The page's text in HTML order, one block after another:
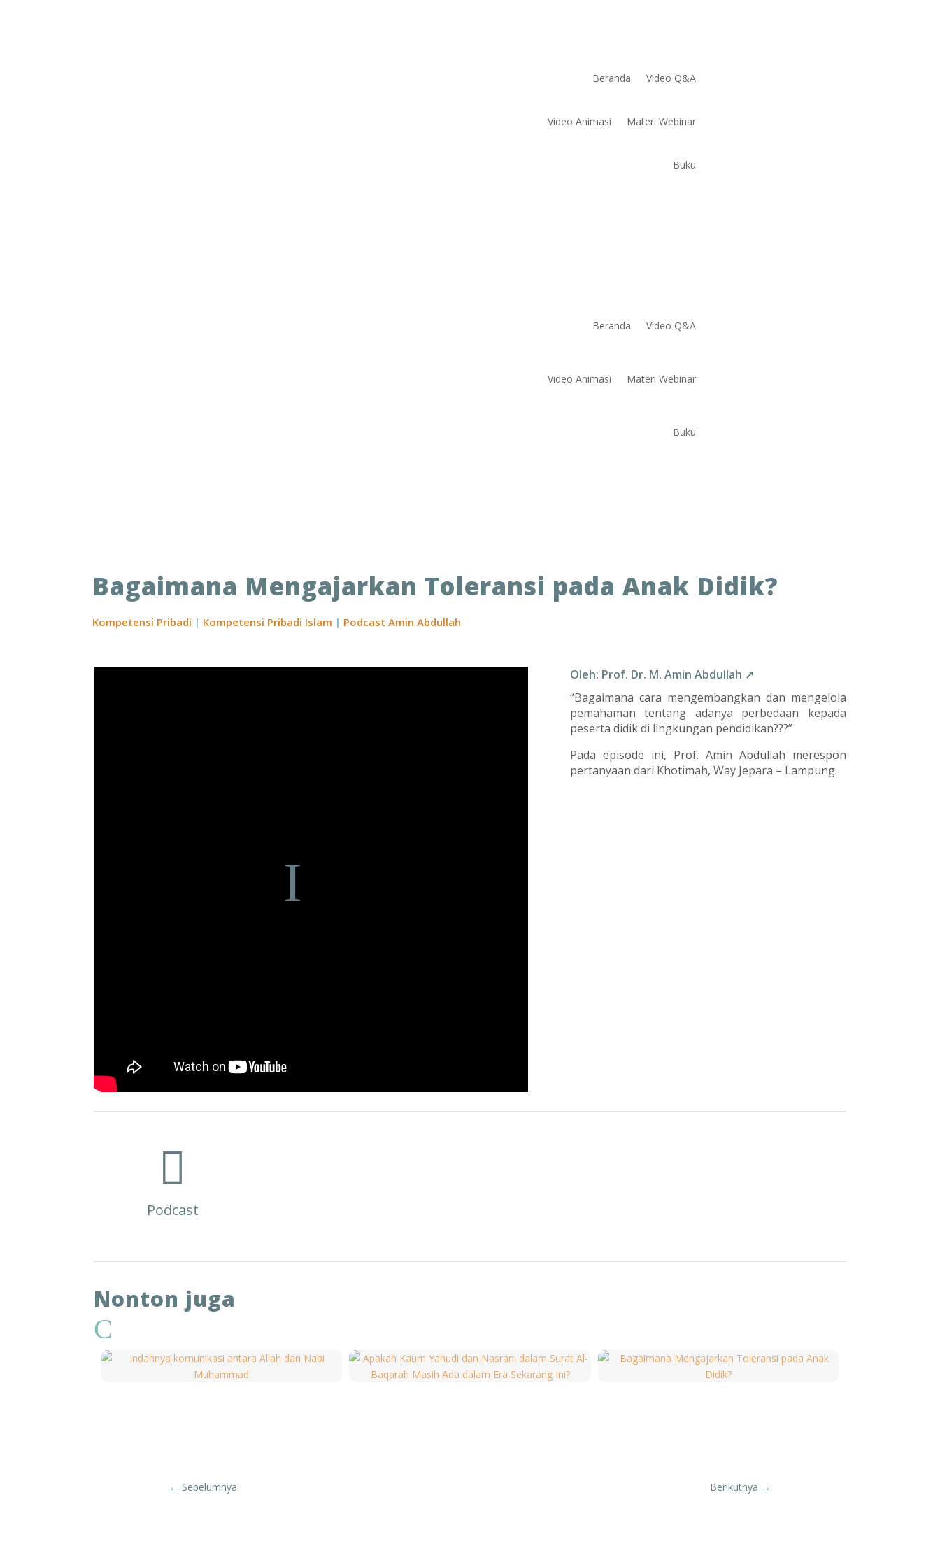
Beranda Video Q&A
Video Animasi Materi Webinar
Buku
Beranda Video Q&A
Video Animasi Materi Webinar
Buku
Bagaimana Mengajarkan Toleransi pada Anak Didik?
Kompetensi Pribadi | Kompetensi Pribadi Islam | Podcast Amin Abdullah
Oleh: Prof. Dr. M. Amin Abdullah ↗
“Bagaimana cara mengembangkan dan mengelola
pemahaman tentang adanya perbedaan kepada
peserta didik di lingkungan pendidikan???”
Pada episode ini, Prof. Amin Abdullah merespon
pertanyaan dari Khotimah, Way Jepara – Lampung.

Podcast
Nonton juga
C
← Sebelumnya Berikutnya →